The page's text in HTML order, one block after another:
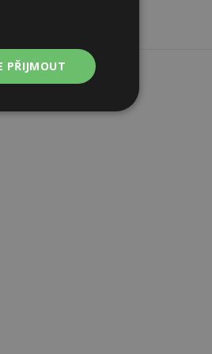
PŘIJMOUT
Nezařazené
správa účtu.
informoval
do